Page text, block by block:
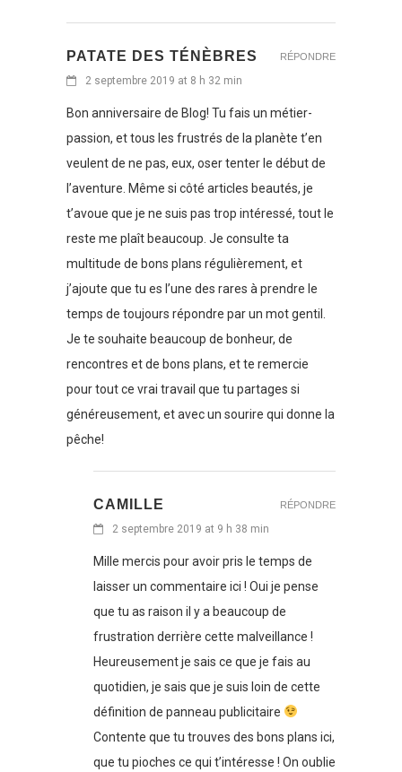
PATATE DES TÉNÈBRES
2 septembre 2019 at 8 h 32 min
Bon anniversaire de Blog! Tu fais un métier-
passion, et tous les frustrés de la planète t’en
veulent de ne pas, eux, oser tenter le début de
l’aventure. Même si côté articles beautés, je
t’avoue que je ne suis pas trop intéressé, tout le
reste me plaît beaucoup. Je consulte ta
multitude de bons plans régulièrement, et
j’ajoute que tu es l’une des rares à prendre le
temps de toujours répondre par un mot gentil.
Je te souhaite beaucoup de bonheur, de
rencontres et de bons plans, et te remercie
pour tout ce vrai travail que tu partages si
généreusement, et avec un sourire qui donne la
pêche!
RÉPONDRE
CAMILLE
2 septembre 2019 at 9 h 38 min
Mille mercis pour avoir pris le temps de
laisser un commentaire ici ! Oui je pense
que tu as raison il y a beaucoup de
frustration derrière cette malveillance !
Heureusement je sais ce que je fais au
quotidien, je sais que je suis loin de cette
définition de panneau publicitaire
Contente que tu trouves des bons plans ici,
que tu pioches ce qui t’intéresse ! On oublie
RÉPONDRE